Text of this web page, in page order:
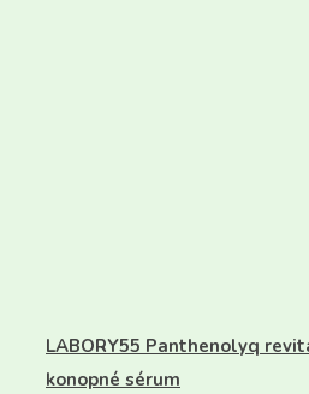
LABORY55 Panthenolyq
konopné sérum